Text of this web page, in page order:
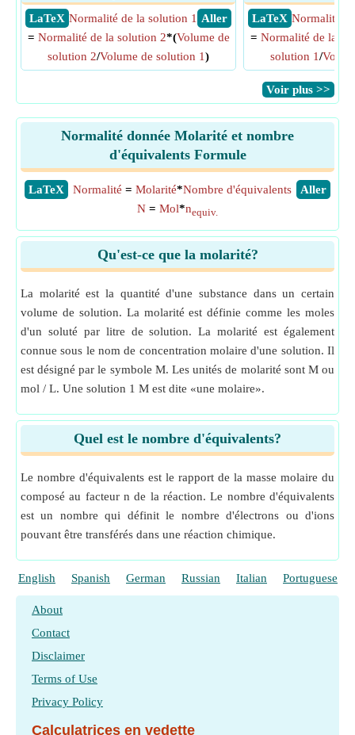
​ LaTeX
​ Aller
Normalité de la solution 1
= Normalité de la solution 2*(Volume de
solution 2/Volume de solution 1)
​ LaTeX Normalité
= Normalité de la
solution 1/
​Voir plus >>
Normalité donnée Molarité et nombre
d'équivalents Formule
​LaTeX ​Aller
Normalité = Molarité*Nombre d'équivalents
N = Mol*nequiv.
Qu'est-ce que la molarité?
La molarité est la quantité d'une substance dans un certain
volume de solution. La molarité est définie comme les moles
d'un soluté par litre de solution. La molarité est également
connue sous le nom de concentration molaire d'une solution. Il
est désigné par le symbole M. Les unités de molarité sont M ou
mol / L. Une solution 1 M est dite «une molaire».
Quel est le nombre d'équivalents?
Le nombre d'équivalents est le rapport de la masse molaire du
composé au facteur n de la réaction. Le nombre d'équivalents
est un nombre qui définit le nombre d'électrons ou d'ions
pouvant être transférés dans une réaction chimique.
English Spanish German Russian Italian Portuguese
About
Contact
Disclaimer
Terms of Use
Privacy Policy
Calculatrices en vedette